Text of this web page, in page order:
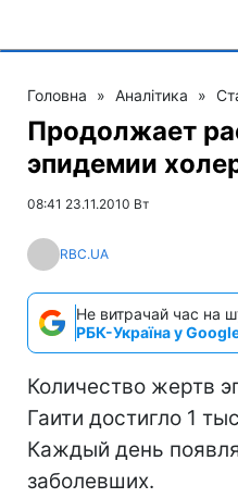
Головна » Аналітика »
Продолжает
эпидемии
08:41 23.11.2010 Вт
RBC.UA
Не витрачай час на
РБК-Україна у
Количество жертв
Гаити достигло 1
Каждый день
заболевших.